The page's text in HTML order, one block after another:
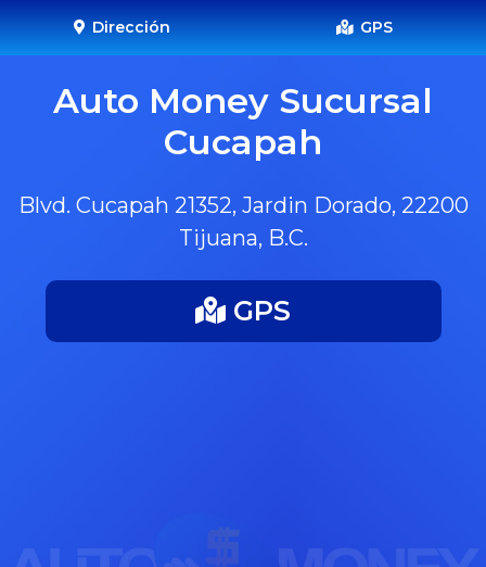
Dirección GPS
Auto Money Sucursal
Cucapah
Blvd. Cucapah 21352, Jardin Dorado, 22200
Tijuana, B.C.
GPS